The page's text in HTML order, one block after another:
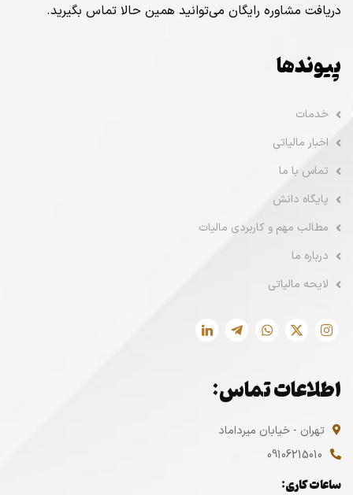
دریافت مشاوره رایگان می‌توانید همین حالا تماس بگیرید.
پیوندها
خدمات
اخبار مالیاتی
تماس با ما
پایگاه دانش
مطالب مهم و کاربردی مالیات
درباره ما
لایحه مالیاتی
اطلاعات تماس:
تهران - خیابان میرداماد
09106215010
ساعات کاری: